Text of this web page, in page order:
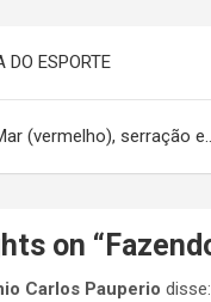
DO ESPORTE
(vermelho), serração
on “
Carlos Pauperio disse: